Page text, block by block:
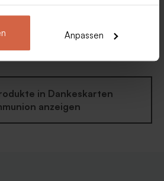
Anpassen
auf
Dankeskarte zur
Kommunion
in Dankeskarten
anzeigen